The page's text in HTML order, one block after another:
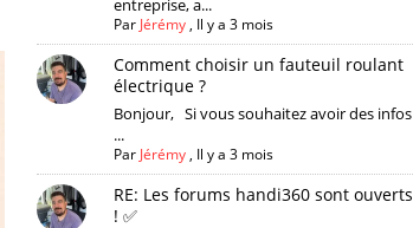
entreprise, a...
Par Jérémy, Il y a 3 mois
Comment choisir un fauteuil roulant
électrique ?
Bonjour, Si vous souhaitez avoir des infos
...
Par Jérémy, Il y a 3 mois
RE: Les forums handi360 sont ouverts
! ✅